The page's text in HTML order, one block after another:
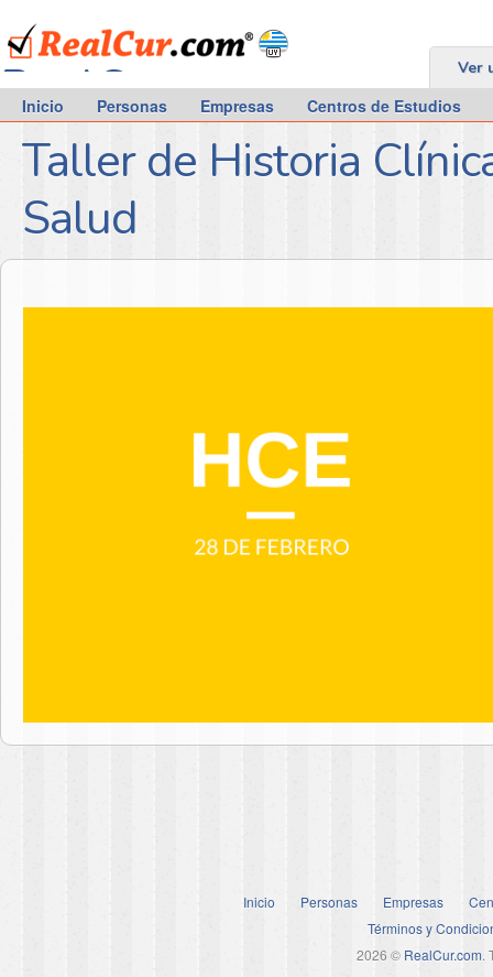
RealCur.com Ver
Inicio Personas Empresas Centros de Estudios
Taller de Historia
Salud
Inicio Personas Empresas
Términos y
2026 © RealCur.com.